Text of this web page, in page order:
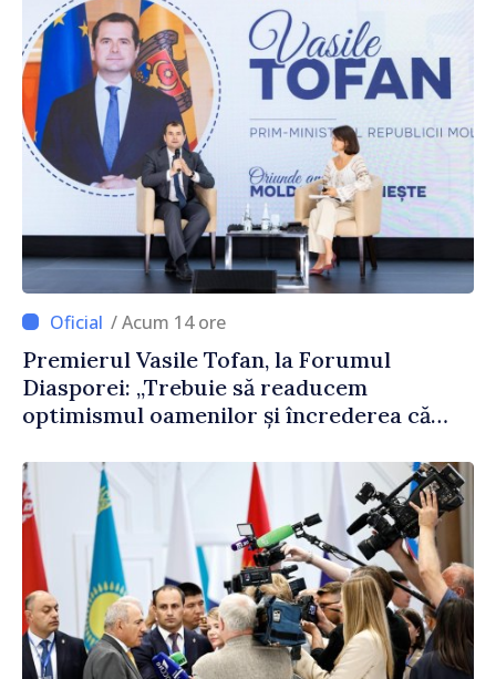
/ Acum 14 ore
Premierul Vasile Tofan, la Forumul
Diasporei: „Trebuie să readucem
optimismul oamenilor și încrederea că
corectă”